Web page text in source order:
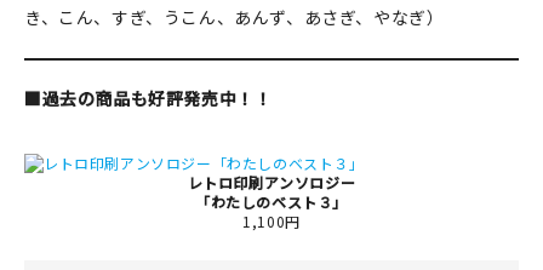
き、こん、すぎ、うこん、あんず、あさぎ、やなぎ）
■過去の商品も好評発売中！！
レトロ印刷アンソロジー
「わたしのベスト３」
1,100円